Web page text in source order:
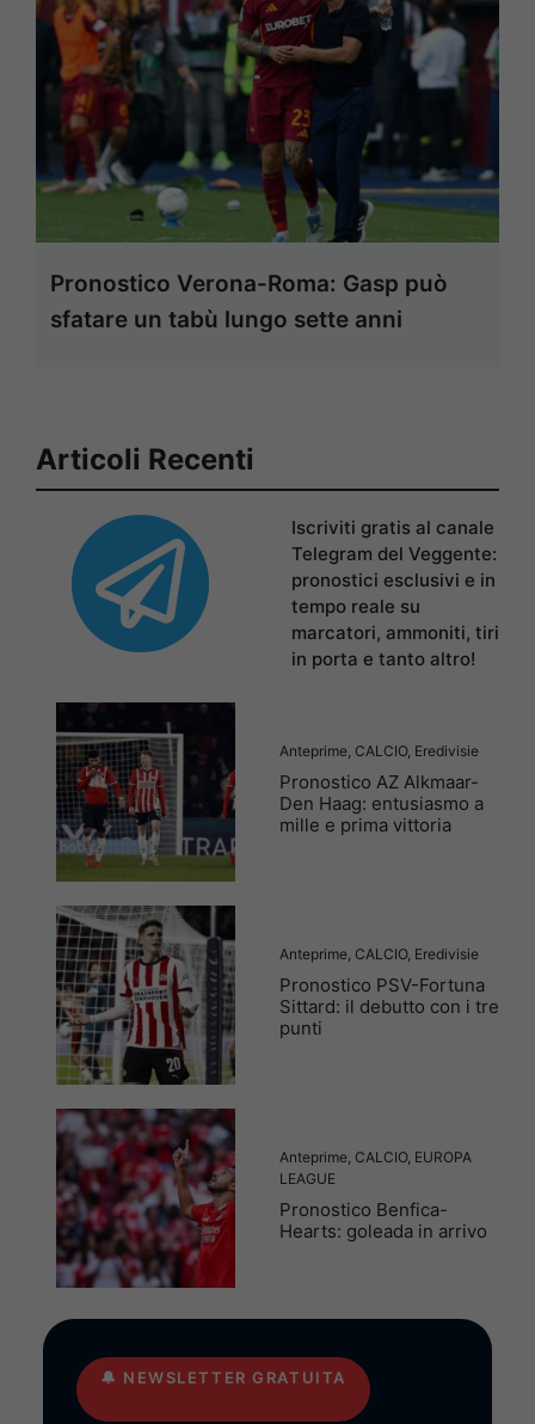
Pronostico Verona-Roma: Gasp può
sfatare un tabù lungo sette anni
Articoli Recenti
Iscriviti gratis al canale
Telegram del Veggente:
pronostici esclusivi e in
tempo reale su
marcatori, ammoniti, tiri
in porta e tanto altro!
Anteprime, CALCIO, Eredivisie
Pronostico AZ Alkmaar-
Den Haag: entusiasmo a
mille e prima vittoria
Anteprime, CALCIO, Eredivisie
Pronostico PSV-Fortuna
Sittard: il debutto con i tre
punti
Anteprime, CALCIO, EUROPA
LEAGUE
Pronostico Benfica-
Hearts: goleada in arrivo
🔔 NEWSLETTER GRATUITA